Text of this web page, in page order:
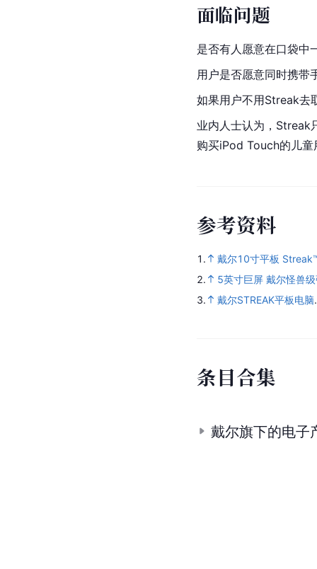
面临问题
是否有人愿意在口袋中
用户是否愿意同时携带
如果用户不用Streak去
业内人士认为，Streak
购买iPod Touch的儿
参考资料
1.
戴尔10寸平板
2.
5英寸巨屏 戴尔怪兽
3.
戴尔STREAK平板电脑
条目合集
戴尔旗下的电子